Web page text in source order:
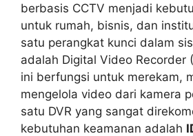
berbasis CCTV menjadi
untuk rumah, bisnis, dan
satu perangkat kunci dalam
adalah Digital Video Recorder
ini berfungsi untuk merekam,
mengelola video dari kamera
satu DVR yang sangat
kebutuhan keamanan adalah